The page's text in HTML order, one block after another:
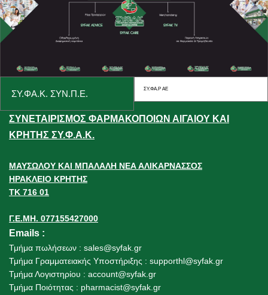
ΣΥ.ΦΑ.Κ. ΣΥΝ.Π.Ε. ΣΥ.ΦΑ.Ρ ΑΕ
ΣΥΝΕΤΑΙΡΙΣΜΟΣ ΦΑΡΜΑΚΟΠΟΙΩΝ ΑΙΓΑΙΟΥ ΚΑΙ
ΚΡΗΤΗΣ ΣΥ.Φ.Α.Κ.
ΜΑΥΣΩΛΟΥ ΚΑΙ ΜΠΑΛΑΛΗ ΝΕΑ ΑΛΙΚΑΡΝΑΣΣΟΣ
ΗΡΑΚΛΕΙΟ ΚΡΗΤΗΣ
ΤΚ 716 01
Γ.Ε.ΜΗ. 077155427000
Emails :
Τμήμα πωλήσεων : sales@syfak.gr
Τμήμα Γραμματειακής Υποστήριξης : supporthl@syfak.gr
Τμήμα Λογιστηρίου : account@syfak.gr
Τμήμα Ποιότητας : pharmacist@syfak.gr